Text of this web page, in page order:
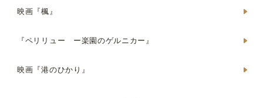
映画『楓』
『ペリリュー ー楽園のゲルニカー』
映画『港のひかり』